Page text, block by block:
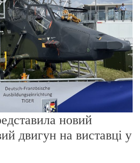
о
р
е
ж
и
новий
двигун на виставці у